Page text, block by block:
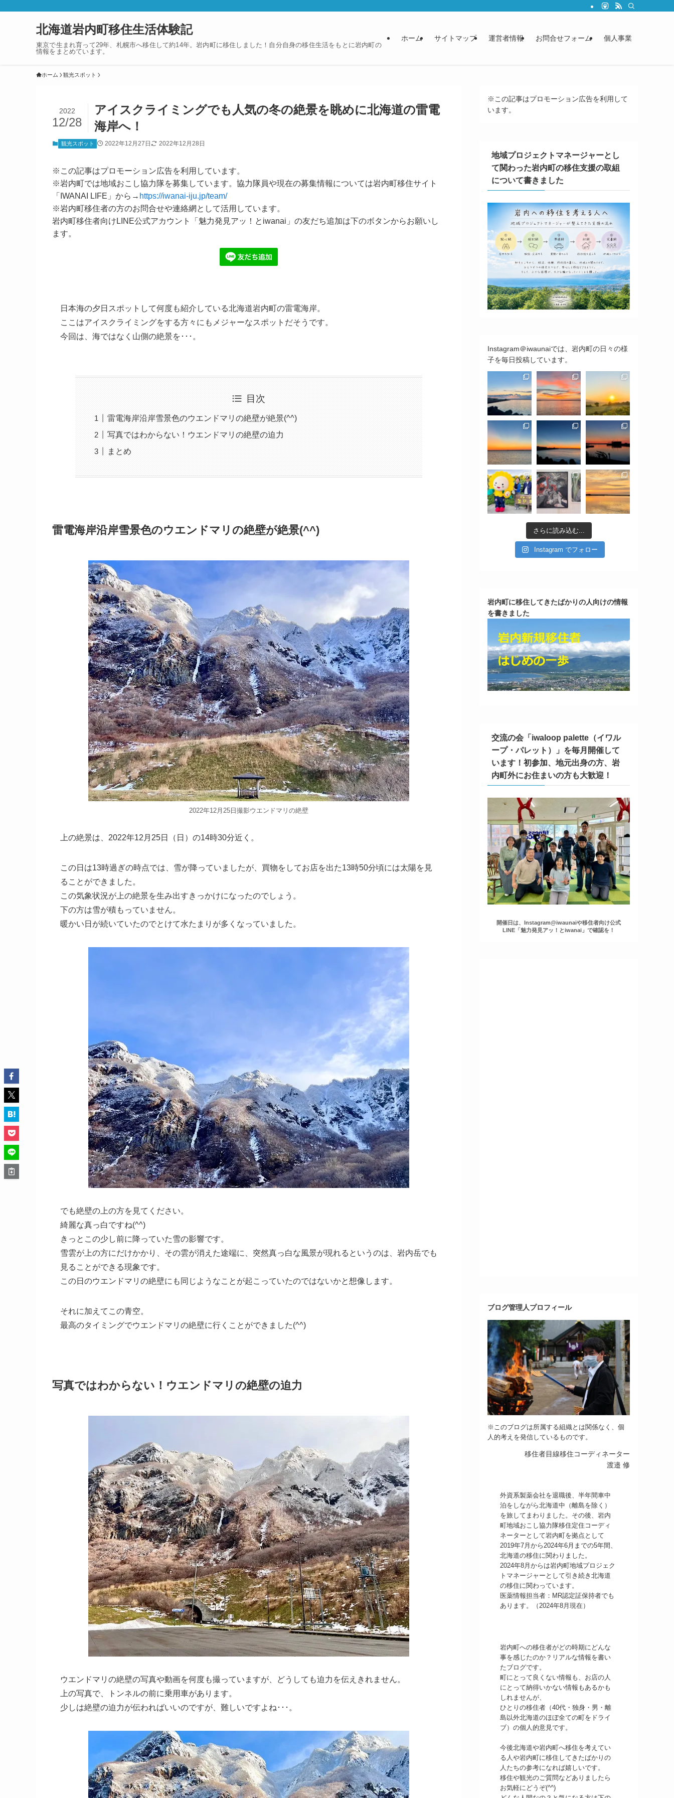
北海道岩内町移住生活体験記
東京で生まれ育って29年、札幌市へ移住して約14年。岩内町に移住しました！自分自身の移住生活をもとに岩内町の
情報をまとめています。
ホーム サイトマップ 運営者情報 お問合せフォーム 個人事業
ホーム 観光スポット
アイスクライミングでも人気の冬の絶景を眺めに北海道の雷電
海岸へ！
2022
12/28
観光スポット 2022年12月27日 2022年12月28日
※この記事はプロモーション広告を利用しています。
※岩内町では地域おこし協力隊を募集しています。協力隊員や現在の募集情報については岩内町移住サイト
「IWANAI LIFE」から→ https://iwanai-iju.jp/team/
※岩内町移住者の方のお問合せや連絡網として活用しています。
岩内町移住者向けLINE公式アカウント「魅力発見アッ！とiwanai」の友だち追加は下のボタンからお願いし
ます。
日本海の夕日スポットして何度も紹介している北海道岩内町の雷電海岸。
ここはアイスクライミングをする方々にもメジャーなスポットだそうです。
今回は、海ではなく山側の絶景を･･･。
目次
雷電海岸沿岸雪景色のウエンドマリの絶壁が絶景(^^)
写真ではわからない！ウエンドマリの絶壁の迫力
まとめ
雷電海岸沿岸雪景色のウエンドマリの絶壁が絶景(^^)
2022年12月25日撮影ウエンドマリの絶壁
上の絶景は、2022年12月25日（日）の14時30分近く。
この日は13時過ぎの時点では、雪が降っていましたが、買物をしてお店を出た13時50分頃には太陽を見
ることができました。
この気象状況が上の絶景を生み出すきっかけになったのでしょう。
下の方は雪が積もっていません。
暖かい日が続いていたのでとけて水たまりが多くなっていました。
でも絶壁の上の方を見てください。
綺麗な真っ白ですね(^^)
きっとこの少し前に降っていた雪の影響です。
雪雲が上の方にだけかかり、その雲が消えた途端に、突然真っ白な風景が現れるというのは、岩内岳でも
見ることができる現象です。
この日のウエンドマリの絶壁にも同じようなことが起こっていたのではないかと想像します。
それに加えてこの青空。
最高のタイミングでウエンドマリの絶壁に行くことができました(^^)
写真ではわからない！ウエンドマリの絶壁の迫力
ウエンドマリの絶壁の写真や動画を何度も撮っていますが、どうしても迫力を伝えきれません。
上の写真で、トンネルの前に乗用車があります。
少しは絶壁の迫力が伝わればいいのですが、難しいですよね･･･。
※この記事はプロモーション広告を利用して
います。
地域プロジェクトマネージャーとし
て関わった岩内町の移住支援の取組
について書きました
Instagram＠iwaunaiでは、岩内町の日々の様
子を毎日投稿しています。
さらに読み込む...
Instagram でフォロー
岩内町に移住してきたばかりの人向けの情報
を書きました
交流の会「iwaloop palette（イワル
ープ・パレット）」を毎月開催して
います！初参加、地元出身の方、岩
内町外にお住まいの方も大歓迎！
開催日は、Instagram@iwaunaiや移住者向け公式
LINE「魅力発見アッ！とiwanai」で確認を！
ブログ管理人プロフィール
※このブログは所属する組織とは関係なく、個
人的考えを発信しているものです。
移住者目線移住コーディネーター
渡邉 修
外資系製薬会社を退職後、半年間車中
泊をしながら北海道中（離島を除く）
を旅してまわりました。その後、岩内
町地域おこし協力隊移住定住コーディ
ネーターとして岩内町を拠点として
2019年7月から2024年6月までの5年間、
北海道の移住に関わりました。
2024年8月からは岩内町地域プロジェク
トマネージャーとして引き続き北海道
の移住に関わっています。
医薬情報担当者：MR認定証保持者でも
あります。（2024年8月現在）
岩内町への移住者がどの時期にどんな
事を感じたのか？リアルな情報を書い
たブログです。
町にとって良くない情報も、お店の人
にとって納得いかない情報もあるかも
しれませんが、
ひとりの移住者（40代・独身・男・離
島以外北海道のほぼ全ての町をドライ
ブ）の個人的意見です。
今後北海道や岩内町へ移住を考えてい
る人や岩内町に移住してきたばかりの
人たちの参考になれば嬉しいです。
移住や観光のご質問などありましたら
お気軽にどうぞ(^^)